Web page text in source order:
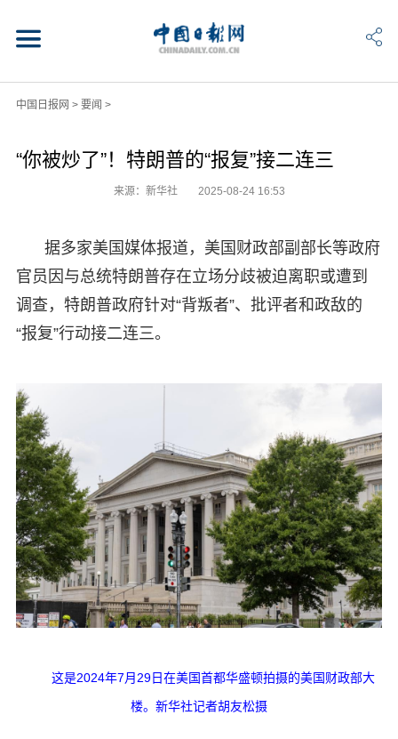
中国日报网 > 要闻 >
“你被炒了”！特朗普的“报复”接二连三
来源：新华社 2025-08-24 16:53
据多家美国媒体报道，美国财政部副部长等政府
官员因与总统特朗普存在立场分歧被迫离职或遭到
调查，特朗普政府针对“背叛者”、批评者和政敌的
“报复”行动接二连三。
这是2024年7月29日在美国首都华盛顿拍摄的美国财政部大
楼。新华社记者胡友松摄